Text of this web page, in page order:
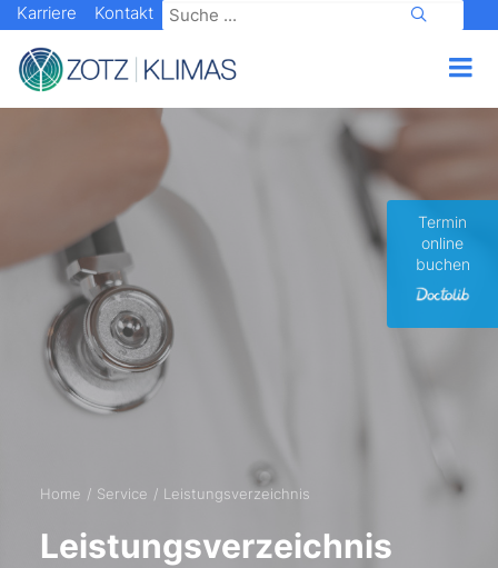
Termin
online
buchen
Karriere Kontakt
Home Service Leistungsverzeichnis
Leistungsverzeichnis